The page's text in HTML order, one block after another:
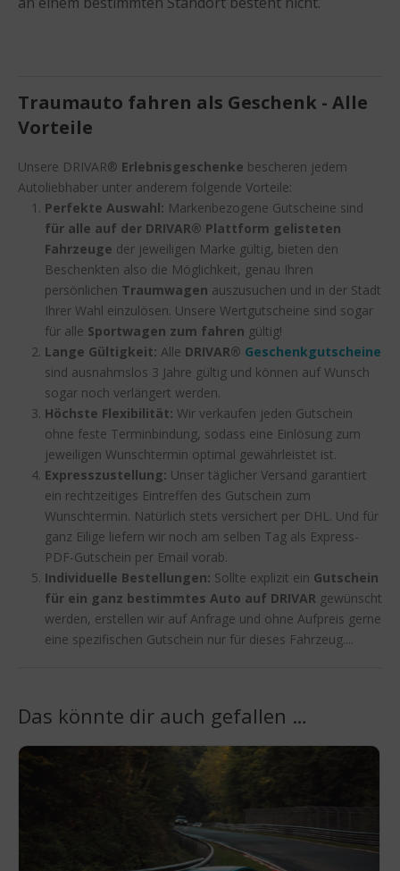
Traumauto fahren als Geschenk - Alle
Vorteile
Unsere DRIVAR® Erlebnisgeschenke bescheren jedem
Autoliebhaber unter anderem folgende Vorteile:
Perfekte Auswahl: Markenbezogene Gutscheine sind
für alle auf der DRIVAR® Plattform gelisteten
Fahrzeuge der jeweiligen Marke gültig, bieten den
Beschenkten also die Möglichkeit, genau Ihren
persönlichen Traumwagen auszusuchen und in der Stadt
Ihrer Wahl einzulösen. Unsere Wertgutscheine sind sogar
für alle Sportwagen zum fahren gültig!
Lange Gültigkeit: Alle DRIVAR® Geschenkgutscheine
sind ausnahmslos 3 Jahre gültig und können auf Wunsch
sogar noch verlängert werden.
Höchste Flexibilität: Wir verkaufen jeden Gutschein
ohne feste Terminbindung, sodass eine Einlösung zum
jeweiligen Wunschtermin optimal gewährleistet ist.
Expresszustellung: Unser täglicher Versand garantiert
ein rechtzeitiges Eintreffen des Gutschein zum
Wunschtermin. Natürlich stets versichert per DHL. Und für
ganz Eilige liefern wir noch am selben Tag als Express-
PDF-Gutschein per Email vorab.
Individuelle Bestellungen: Sollte explizit ein Gutschein
für ein ganz bestimmtes Auto auf DRIVAR gewünscht
werden, erstellen wir auf Anfrage und ohne Aufpreis gerne
eine spezifischen Gutschein nur für dieses Fahrzeug....
Das könnte dir auch gefallen …